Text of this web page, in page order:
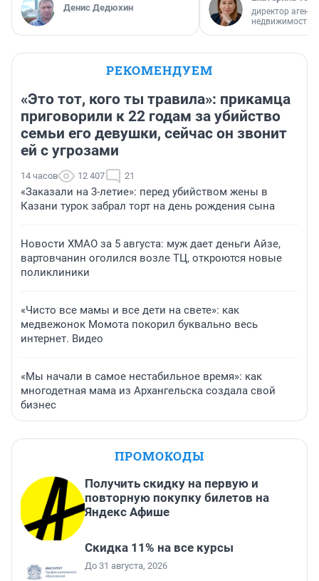
Денис Дедюхин
директор
недвижимости
РЕКОМЕНДУЕМ
«Это тот, кого ты травила»: прикамца
приговорили к 22 годам за убийство
семьи его девушки, сейчас он звонит
ей с угрозами
14 часов 12 407 21
«Заказали на 3-летие»: перед убийством жены в
Казани турок забрал торт на день рождения сына
Новости ХМАО за 5 августа: муж дает деньги Айзе,
вартовчанин оголился возле ТЦ, откроются новые
поликлиники
«Чисто все мамы и все дети на свете»: как
медвежонок Момота покорил буквально весь
интернет. Видео
«Мы начали в самое нестабильное время»: как
многодетная мама из Архангельска создала свой
бизнес
ПРОМОКОДЫ
Получить скидку на первую и
повторную покупку билетов на
Яндекс Афише
Скидка 11% на все курсы
До 31 августа, 2026